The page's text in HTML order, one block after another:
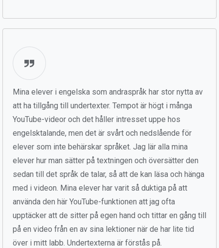
Mina elever i engelska som andraspråk har stor nytta av
att ha tillgång till undertexter. Tempot är högt i många
YouTube-videor och det håller intresset uppe hos
engelsktalande, men det är svårt och nedslående för
elever som inte behärskar språket. Jag lär alla mina
elever hur man sätter på textningen och översätter den
sedan till det språk de talar, så att de kan läsa och hänga
med i videon. Mina elever har varit så duktiga på att
använda den här YouTube-funktionen att jag ofta
upptäcker att de sitter på egen hand och tittar en gång till
på en video från en av sina lektioner när de har lite tid
över i mitt labb. Undertexterna är förstås på.